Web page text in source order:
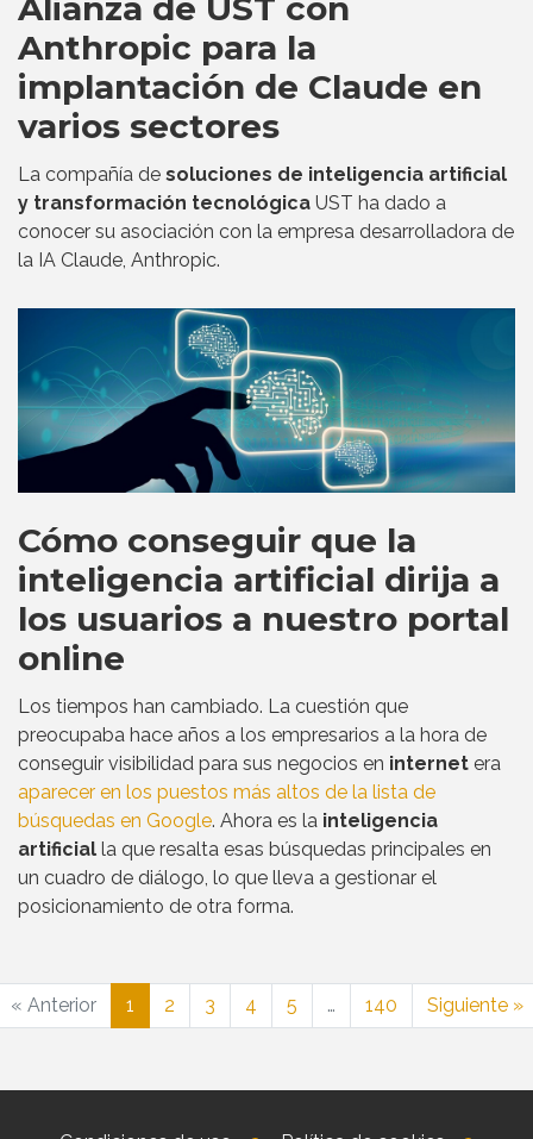
Alianza de UST con
Anthropic para la
implantación de Claude en
varios sectores
La compañía de soluciones de inteligencia artificial
y transformación tecnológica UST ha dado a
conocer su asociación con la empresa desarrolladora de
la IA Claude, Anthropic.
Cómo conseguir que la
inteligencia artificial dirija a
los usuarios a nuestro portal
online
Los tiempos han cambiado. La cuestión que
preocupaba hace años a los empresarios a la hora de
conseguir visibilidad para sus negocios en internet era
aparecer en los puestos más altos de la lista de
búsquedas en Google. Ahora es la inteligencia
artificial la que resalta esas búsquedas principales en
un cuadro de diálogo, lo que lleva a gestionar el
posicionamiento de otra forma.
« Anterior 1 2 3 4 5 … 140 Siguiente »